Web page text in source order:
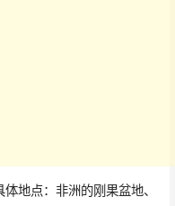
地点：非洲的刚果盆地、